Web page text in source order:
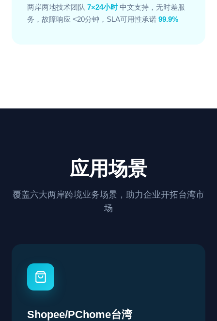
两岸两地技术团队 7×24小时中文支持，无时差服
务，故障响应 <20分钟，SLA可用性承诺 99.9%
应用场景
覆盖六大两岸跨境业务场景，助力企业开拓台湾市
场
Shopee/PChome台湾